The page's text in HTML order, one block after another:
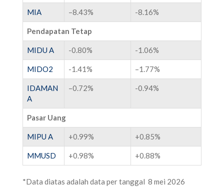
MIA –8.43% -8.16%
Pendapatan Tetap
MIDU A -0.80% -1.06%
MIDO2 -1.41% –1.77%
IDAMAN
A
–0.72% -0.94%
Pasar Uang
MIPU A +0.99% +0.85%
MMUSD +0.98% +0.88%
*Data diatas adalah data per tanggal 8 mei 2026